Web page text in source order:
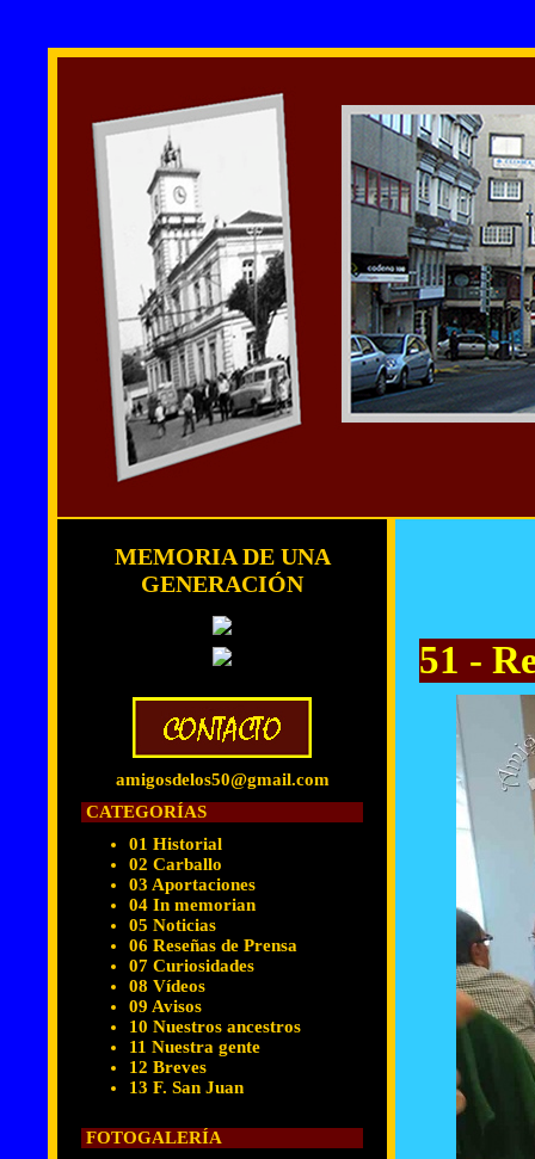
MEMORIA DE UNA
GENERACIÓN
amigosdelos50@gmail.com
CATEGORÍAS
01 Historial
02 Carballo
03 Aportaciones
04 In memorian
05 Noticias
06 Reseñas de Prensa
07 Curiosidades
08 Vídeos
09 Avisos
10 Nuestros ancestros
11 Nuestra gente
12 Breves
13 F. San Juan
FOTOGALERÍA
51 -